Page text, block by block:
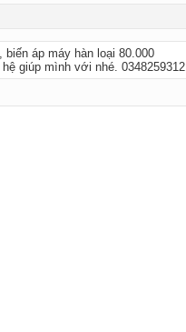
biến áp máy hàn loại 80.000
giúp mình với nhé. 0348259312.